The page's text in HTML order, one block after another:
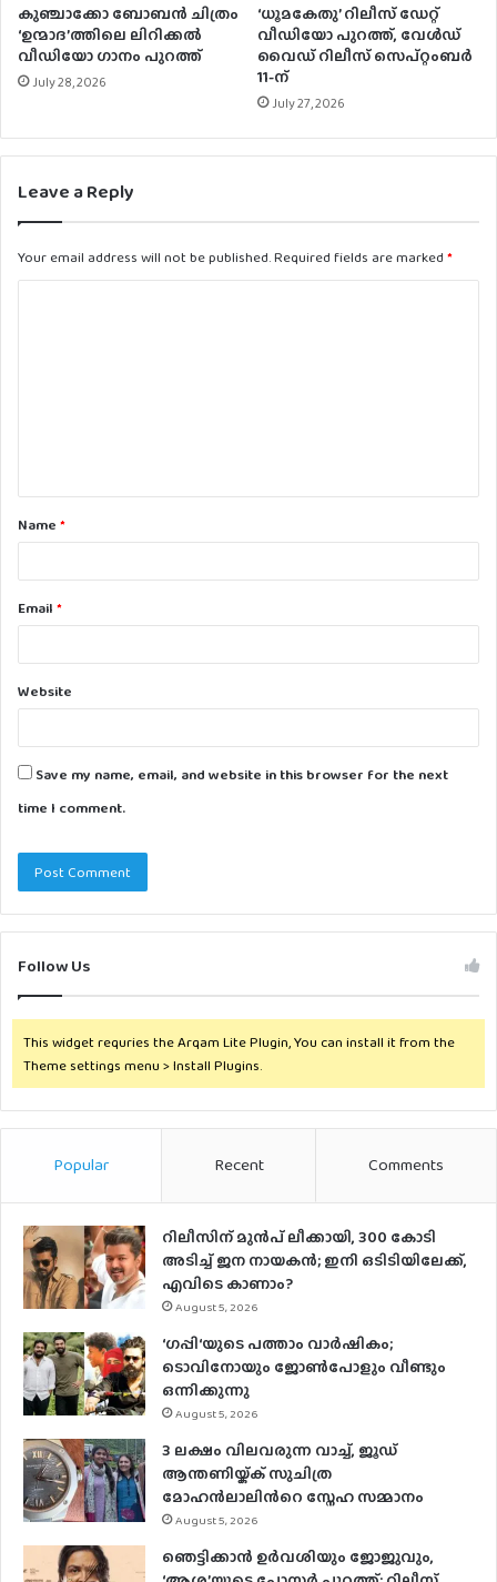
കുഞ്ചാക്കോ ബോബന്‍ ചിത്രം
‘ഉന്മാദ’ത്തിലെ ലിറിക്കല്‍
വീഡിയോ ഗാനം പുറത്ത്
July 28, 2026
‘ധൂമകേതു’ റിലീസ് ഡേറ്റ്
വീഡിയോ പുറത്ത്, വേള്‍ഡ്
വൈഡ് റിലീസ് സെപ്റ്റംബര്‍
11-ന്
July 27, 2026
Leave a Reply
Your email address will not be published.Required fields are marked *
t
*Name *
Email *
Website
Save my name, email, and website in this browser for the next
time I comment.
Follow Us
This widget requries the Arqam Lite Plugin, You can install it from the
Theme settings menu > Install Plugins.
Popular Recent Comments
റിലീസിന് മുൻപ് ലീക്കായി, 300 കോടി
അടിച്ച് ജന നായകൻ; ഇനി ഒടിടിയിലേക്ക്,
എവിടെ കാണാം?
August 5, 2026
‘ഗപ്പി‘യുടെ പത്താം വാർഷികം;
ടൊവിനോയും ജോൺപോളും വീണ്ടും
ഒന്നിക്കുന്നു
August 5, 2026
3 ലക്ഷം വിലവരുന്ന വാച്ച്, ജൂഡ്
ആന്തണിയ്ക്ക് സുചിത്ര
മോഹൻലാലിൻറെ സ്നേഹ സമ്മാനം
August 5, 2026
ഞെട്ടിക്കാൻ ഉർവശിയും ജോജുവും,